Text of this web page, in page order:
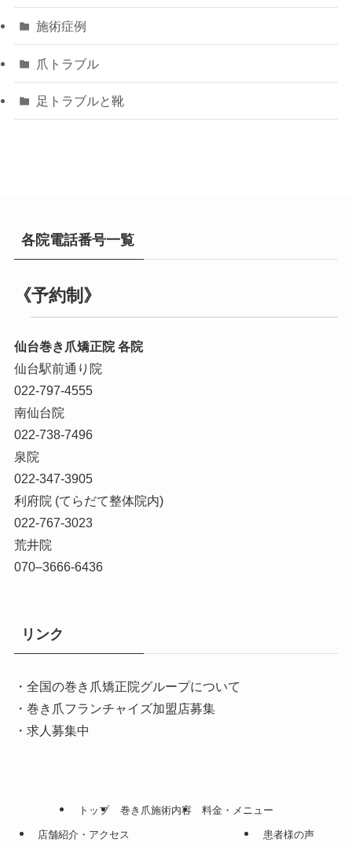
施術症例
爪トラブル
足トラブルと靴
各院電話番号一覧
《予約制》
仙台巻き爪矯正院 各院
仙台駅前通り院
022-797-4555
南仙台院
022-738-7496
泉院
022-347-3905
利府院 (てらだて整体院内)
022-767-3023
荒井院
070–3666-6436
リンク
・全国の巻き爪矯正院グループについて
・巻き爪フランチャイズ加盟店募集
・求人募集中
トップ 巻き爪施術内容 料金・メニュー
店舗紹介・アクセス 患者様の声